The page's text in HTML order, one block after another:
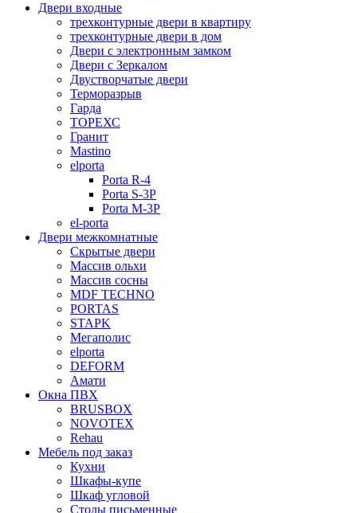
Двери входные
трехконтурные двери в квартиру
трехконтурные двери в дом
Двери с электронным замком
Двери с Зеркалом
Двустворчатые двери
Терморазрыв
Гарда
ТОРЕХС
Гранит
Mastino
elporta
Porta R-4
Porta S-3Р
Porta M-3P
el-porta
Двери межкомнатные
Скрытые двери
Массив ольхи
Массив сосны
MDF TECHNO
PORTAS
STAPK
Мегаполис
elporta
DEFORM
Амати
Окна ПВХ
BRUSBOX
NOVOTEX
Rehau
Мебель под заказ
Кухни
Шкафы-купе
Шкаф угловой
Столы письменные